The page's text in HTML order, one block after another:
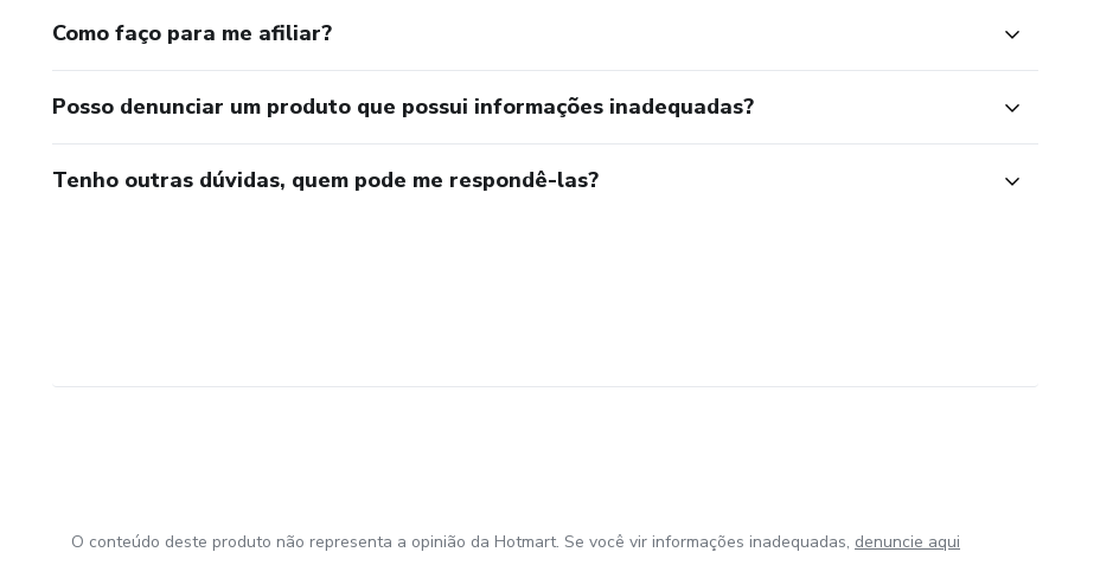
Como faço para me afiliar?
Posso denunciar um produto que possui informações inadequadas?
Tenho outras dúvidas, quem pode me respondê-las?
O conteúdo deste produto não representa a opinião da Hotmart. Se você vir informações inadequadas, denuncie aqui